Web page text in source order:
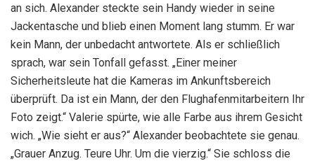
an sich. Alexander steckte sein Handy wieder in seine
Jackentasche und blieb einen Moment lang stumm. Er war
kein Mann, der unbedacht antwortete. Als er schließlich
sprach, war sein Tonfall gefasst. „Einer meiner
Sicherheitsleute hat die Kameras im Ankunftsbereich
überprüft. Da ist ein Mann, der den Flughafenmitarbeitern Ihr
Foto zeigt.“ Valerie spürte, wie alle Farbe aus ihrem Gesicht
wich. „Wie sieht er aus?“ Alexander beobachtete sie genau.
„Grauer Anzug. Teure Uhr. Um die vierzig.“ Sie schloss die